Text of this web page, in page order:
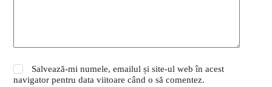
Salvează-mi numele, emailul și site-ul web în acest
navigator pentru data viitoare când o să comentez.